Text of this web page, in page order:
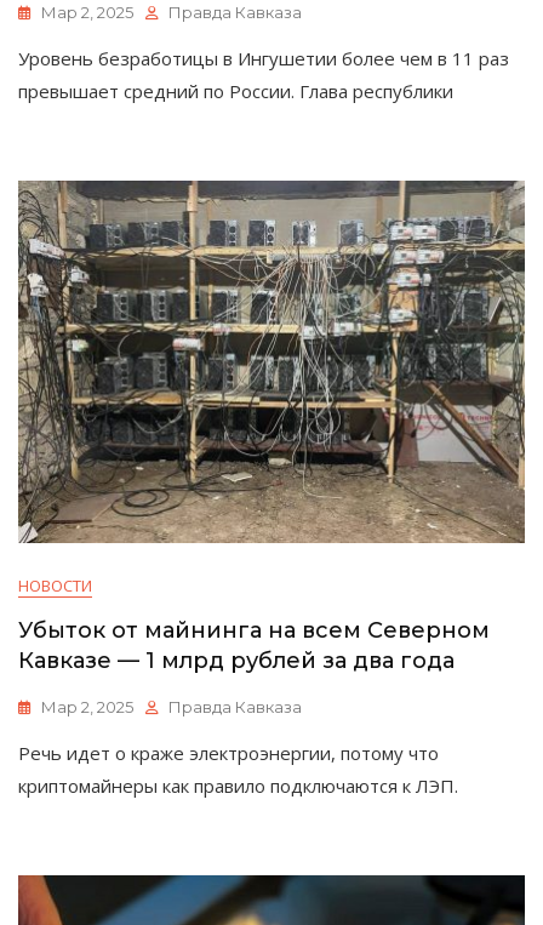
Мар 2, 2025 Правда Кавказа
Уровень безработицы в Ингушетии более чем в 11 раз
превышает средний по России. Глава республики
НОВОСТИ
Убыток от майнинга на всем Северном
Кавказе — 1 млрд рублей за два года
Мар 2, 2025 Правда Кавказа
Речь идет о краже электроэнергии, потому что
криптомайнеры как правило подключаются к ЛЭП.